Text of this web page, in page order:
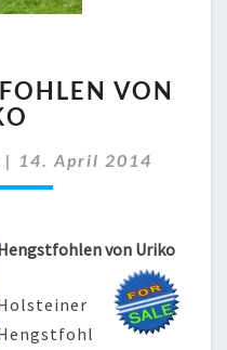
VON
| 14. April 2014
von Uriko